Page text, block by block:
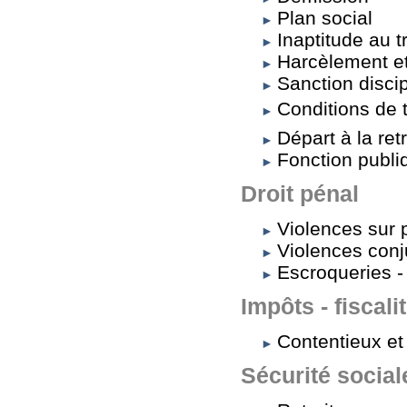
Plan social
Inaptitude au
Harcèlement
Sanction
Conditions de
Départ à la
Fonction
Droit pénal
Violences sur
Violences
Escroqueries
Impôts -
Contentieux
Sécurité